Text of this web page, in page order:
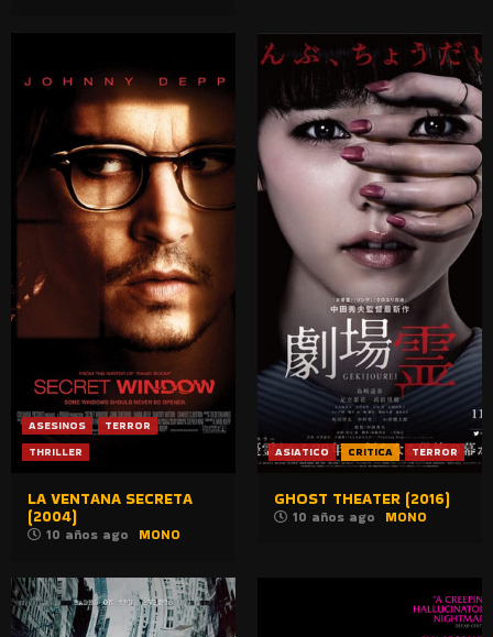
ASESINOS
TERROR
THRILLER
LA VENTANA SECRETA
(2004)
10 años ago MONO
ASIATICO CRITICA TERROR
GHOST THEATER (2016)
10 años ago MONO